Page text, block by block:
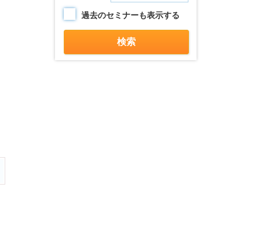
過去のセミナーも表示する